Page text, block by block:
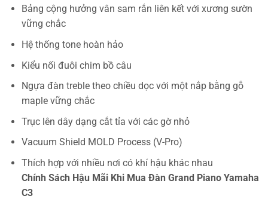
Bảng cộng hưởng vân sam rắn liên kết với xương sườn
vững chắc
Hệ thống tone hoàn hảo
Kiểu nối đuôi chim bồ câu
Ngựa đàn treble theo chiều dọc với một nắp bằng gỗ
maple vững chắc
Trục lên dây dạng cắt tỉa với các gờ nhỏ
Vacuum Shield MOLD Process (V-Pro)
Thích hợp với nhiều nơi có khí hậu khác nhau
Chính Sách Hậu Mãi Khi Mua Đàn Grand Piano Yamaha
C3